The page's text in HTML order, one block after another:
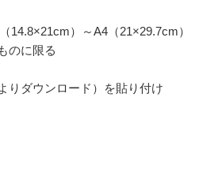
）～A4（21×29.7cm）
のに限る
りダウンロード）を貼り付け